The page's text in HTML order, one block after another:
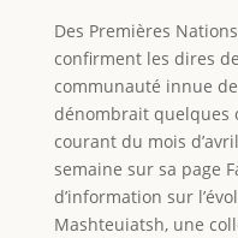
Des Premières
confirment les dires
communauté innue
dénombrait quelques
courant du mois
semaine sur sa page
d’information sur
Mashteuiatsh, une